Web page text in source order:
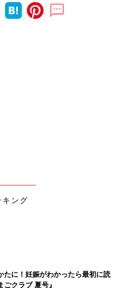
ング
たに！妊娠がわかったら最初に読
クラブ 夏号』